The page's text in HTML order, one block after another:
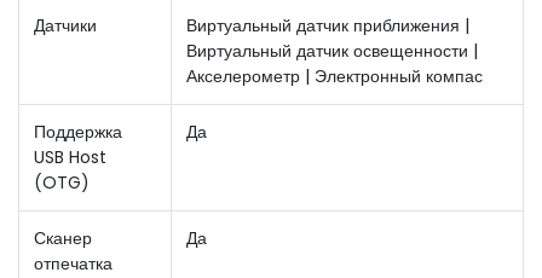
Датчики
Виртуальный датчик приближения |
Виртуальный датчик освещенности |
Акселерометр | Электронный компас
Поддержка
USB Host
(OTG)
Да
Сканер
отпечатка
Да